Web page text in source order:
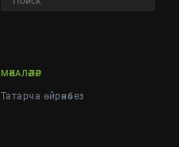
МӘКАЛӘЛӘР
Татарча өйрәнәбез